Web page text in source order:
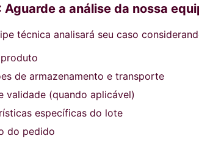
Aguarde a análise da nossa
técnica analisará seu caso
de armazenamento e transporte
validade (quando aplicável)
específicas do lote
do pedido